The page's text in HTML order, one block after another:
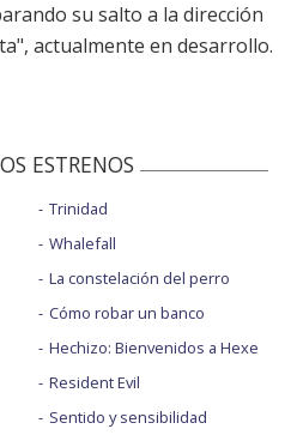
su salto a la dirección
actualmente en desarrollo.
ESTRENOS
Trinidad
Whalefall
La constelación del perro
Cómo robar un banco
Hechizo: Bienvenidos a Hexe
Resident Evil
Sentido y sensibilidad